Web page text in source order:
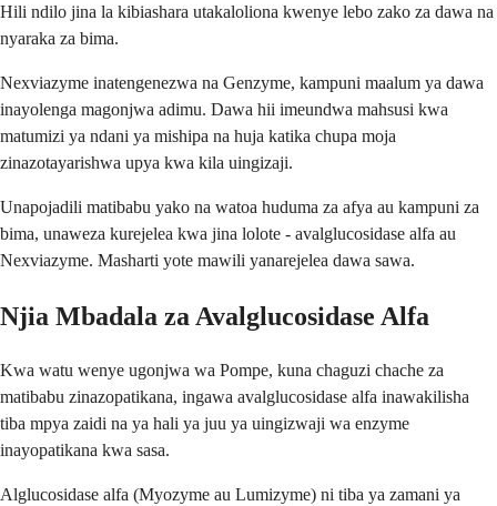
Hili ndilo jina la kibiashara utakaloliona kwenye lebo zako za dawa na
nyaraka za bima.
Nexviazyme inatengenezwa na Genzyme, kampuni maalum ya dawa
inayolenga magonjwa adimu. Dawa hii imeundwa mahsusi kwa
matumizi ya ndani ya mishipa na huja katika chupa moja
zinazotayarishwa upya kwa kila uingizaji.
Unapojadili matibabu yako na watoa huduma za afya au kampuni za
bima, unaweza kurejelea kwa jina lolote - avalglucosidase alfa au
Nexviazyme. Masharti yote mawili yanarejelea dawa sawa.
Njia Mbadala za Avalglucosidase Alfa
Kwa watu wenye ugonjwa wa Pompe, kuna chaguzi chache za
matibabu zinazopatikana, ingawa avalglucosidase alfa inawakilisha
tiba mpya zaidi na ya hali ya juu ya uingizwaji wa enzyme
inayopatikana kwa sasa.
Alglucosidase alfa (Myozyme au Lumizyme) ni tiba ya zamani ya